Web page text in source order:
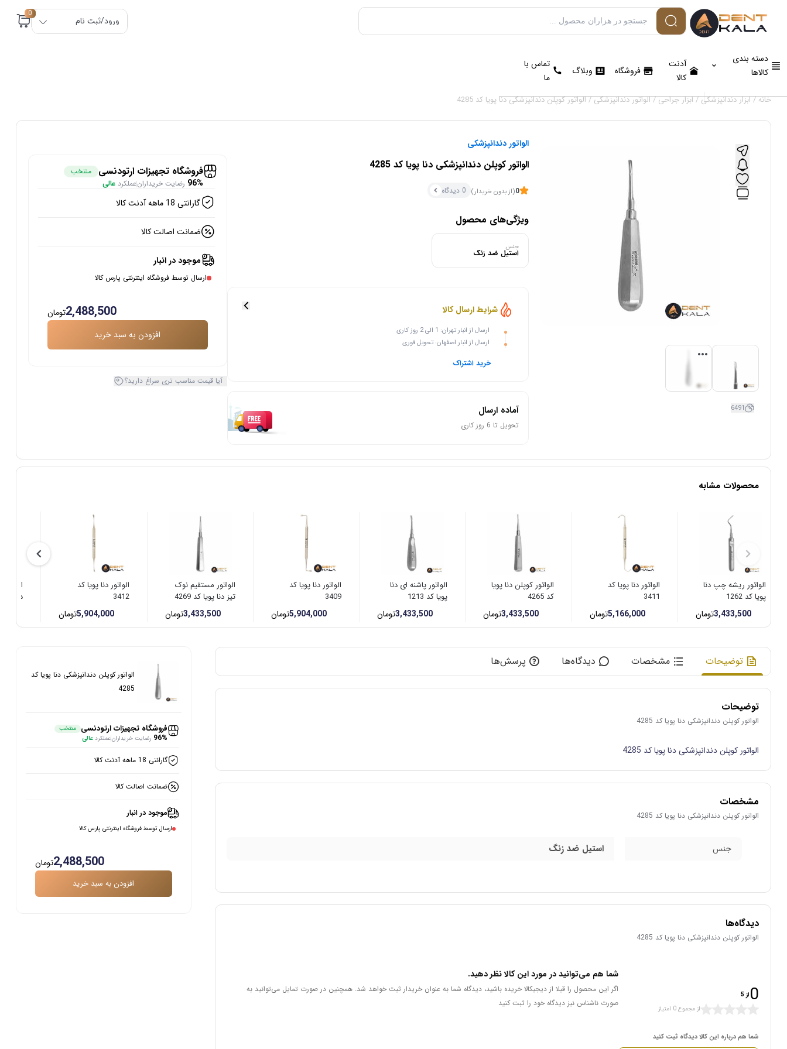
ورود/ثبت نام
0
دسته بندی
کالاها
آدنت
کالا
فروشگاه وبلاگ
تماس با
ما
خانه/ابزار دندانپزشکی/ابزار جراحی/الواتور دندانپزشکی/ الواتور کوپلن دندانپزشکی دنا پویا کد 4285
6491
الواتور دندانپزشکی
الواتور کوپلن دندانپزشکی دنا پویا کد 4285
0(از بدون خریدار) 0 دیدگاه
ویژگی‌های محصول
جنس
استیل ضد زنگ
شرایط ارسال کالا
ارسال از انبار تهران: 1 الی 2 روز کاری
ارسال از انبار اصفهان: تحویل فوری
خرید اشتراک
آماده ارسال
تحویل تا 6 روز کاری
فروشگاه تجهیزات ارتودنسی منتخب
96% رضایت خریدارانعملکردعالی
گارانتی 18 ماهه آدنت کالا
ضمانت اصالت کالا
موجود در انبار
ارسال توسط فروشگاه اینترنتی پارس کالا
افزودن به سبد خرید
2,488,500تومان
آیا قیمت مناسب تری سراغ دارید؟
محصولات مشابه
الواتور ریشه چپ دنا
پویا کد 1262
3,433,500تومان
الواتور دنا پویا کد
3411
5,166,000تومان
الواتور کوپلن دنا پویا
کد 4265
3,433,500تومان
الواتور پاشنه ای دنا
پویا کد 1213
3,433,500تومان
الواتور دنا پویا کد
3409
5,904,000تومان
الواتور مستقیم نوک
تیز دنا پویا کد 4269
3,433,500تومان
الواتور دنا پویا کد
3412
5,904,000تومان
دنا پویا
توضیحات مشخصات دیدگاه‌ها پرسش‌ها
توضیحات
الواتور کوپلن دندانپزشکی دنا پویا کد 4285
الواتور کوپلن دندانپزشکی دنا پویا کد 4285
مشخصات
الواتور کوپلن دندانپزشکی دنا پویا کد 4285
جنس استیل ضد زنگ
دیدگاه‌ها
الواتور کوپلن دندانپزشکی دنا پویا کد 4285
0 از 5
از مجموع 0 امتیاز
شما هم درباره این کالا دیدگاه ثبت کنید
شما هم می‌توانید در مورد این کالا نظر دهید.
اگر این محصول را قبلا از دیجیکالا خریده باشید، دیدگاه شما به عنوان خریدار ثبت خواهد شد. همچنین در صورت تمایل می‌توانید به
صورت ناشناس نیز دیدگاه خود را ثبت کنید
الواتور کوپلن دندانپزشکی دنا پویا کد
4285
فروشگاه تجهیزات ارتودنسی منتخب
96% رضایت خریدارانعملکردعالی
گارانتی 18 ماهه آدنت کالا
ضمانت اصالت کالا
موجود در انبار
ارسال توسط فروشگاه اینترنتی پارس کالا
افزودن به سبد خرید
2,488,500تومان